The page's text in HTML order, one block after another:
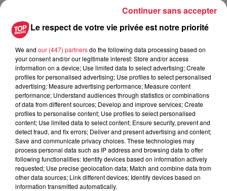
Date
6 avril 2019 à 0h00
au6 avril 2019 à 0h00
Lieu
Maison des Sports à HAGUENAU
(67)
Organisateur
https://bcna.assoconnect.com/page/
accueil
Tarif Gratuit
Le respect de votre vie privée est notre priorité
We and our (447) partnersdo the following data processing based on
your consent and/or our legitimate interest: Store and/or access
information on a device; Use limited data to select advertising; Create
profiles for personalised advertising; Use profiles to select personalised
advertising; Measure advertising performance; Measure content
performance; Understand audiences through statistics or combinations
of data from different sources; Develop and improve services; Create
profiles to personalise content; Use profiles to select personalised
content; Use limited data to select content; Ensure security, prevent and
detect fraud, and fix errors; Deliver and present advertising and content;
Save and communicate privacy choices. These technologies may
process personal data such as IP address and browsing data to offer
following functionalities: Identify devices based on information actively
requested; Use precise geolocation data; Match and combine data from
other data sources; Link different devices; Identify devices based on
information transmitted automatically.
Continuer sans accepter